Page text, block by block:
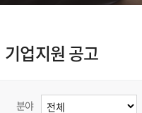
기업지원 공고
분야